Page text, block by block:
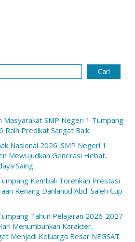
Cari
Masyarakat SMP Negeri 1 Tumpang
Raih Predikat Sangat Baik
Nasional 2026: SMP Negeri 1
Mewujudkan Generasi Hebat,
Saing
Kembali Torehkan Prestasi
Renang Danlanud Abd. Saleh Cup
Tahun Pelajaran 2026-2027
Menumbuhkan Karakter,
Menjadi Keluarga Besar NEGSAT